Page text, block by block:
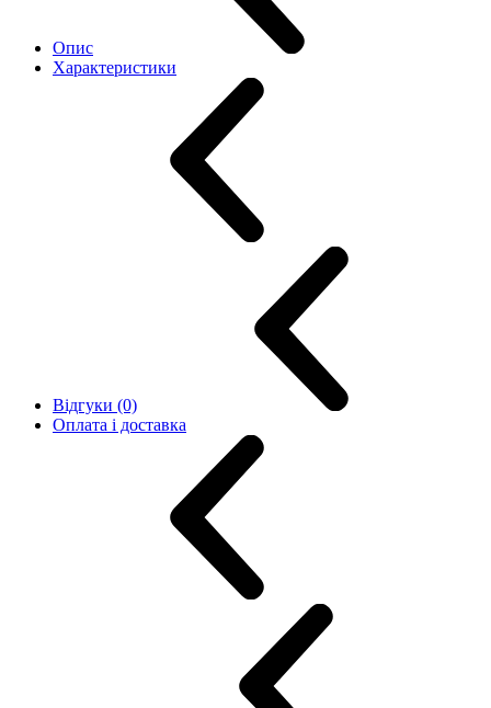
Опис
Характеристики
Відгуки (0)
Оплата і доставка